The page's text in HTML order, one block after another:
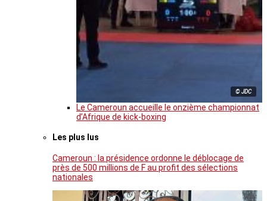
© JDC
Le Cameroun accueille le onzième championnat
d’Afrique de kick-boxing
Les plus lus
Cameroun : la présidence ordonne le déblocage de
près de 500 millions de F au profit des sélections
nationales